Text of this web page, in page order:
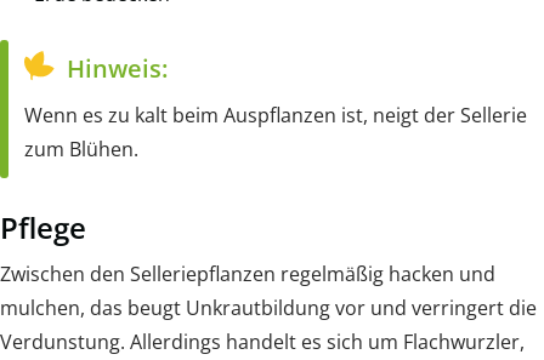
Hinweis:
Wenn es zu kalt beim Auspflanzen ist, neigt der Sellerie
zum Blühen.
Pflege
Zwischen den Selleriepflanzen regelmäßig hacken und
mulchen, das beugt Unkrautbildung vor und verringert die
Verdunstung. Allerdings handelt es sich um Flachwurzler,